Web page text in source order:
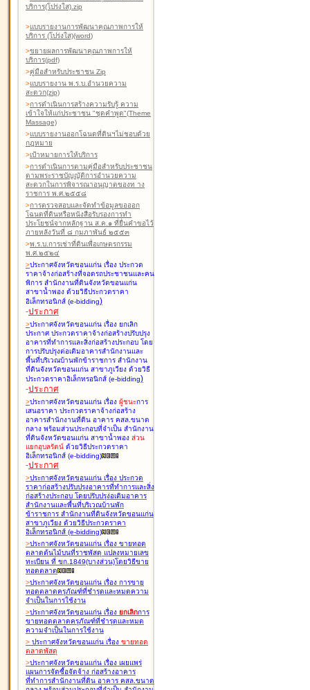
บริการ(โปร่งใส).zip
>แบบรายงานการพัฒนาคุณภาพการให้
บริการ (โปร่งใส)(word)
>ขยายผลการพัฒนาคุณภาพการให้
บริการ(pdf)
>คู่มือสำหรับประชาชน Zip
>แบบรายงาน พ.ร.บ.อำนวยความ
สะดวก(zip)
>การดำเนินการสร้างความรับรู้ ความ
เข้าใจให้แก่ประชาชน "ชุดคำพูด"(Theme
Massage)
>แบบรายงานออกโฉนดที่ดินฯไม่ชอบด้วย
กฎหมาย
>เป้าหมายการให้บริการ
>การดำเนินการตามคู่มือสำหรับประชาชน
ตามพระราชบัญญัติการอำนวยความ
สะดวกในการพิจารณาอนุญาตของท าง
ราชการ พ.ศ.๒๕๕๘
>การตรวจสอบและจัดทำข้อมูลขอออก
โฉนดที่ดินหรือหนังสือรับรองการทำ
ประโยชน์จากหลักฐาน ส.ค.๑ ที่ยื่นคำขอไว้
ภายหลังวันที่ ๘ กุมภาพันธ์ ๒๕๕๓
>พ.ร.บ.การเช่าที่ดินเพื่อเกษตรกรรม
พ.ศ.๒๕๒๔
>ประกาศจังหวัดขอนแก่น เรื่อง ประกวด
ราคาจ้างก่อสร้างที่จอดรถประชาชนและคน
พิการ สำนักงานที่ดินจังหวัดขอนแก่น
สาขาน้ำพอง ด้วยวิธีประกวดราคา
อิเล็กทรอนิกส์ (e-bidding)
-ประกาศ
>ประกาศจังหวัดขอนแก่น เรื่อง ยกเลิก
ประกาศ ประกวดราคาจ้างก่อสร้างปรับปรุง
อาคารที่ทำการและสิ่งก่อสร้างประกอบ โดย
การปรับปรุงต่อเติมอาคารสำนักงานและ
พื้นที่บริเวณบ้านพักข้าราชการ สำนักงาน
ที่ดินจังหวัดขอนแก่น สาขาภูเวียง ด้วยวิธี
ประกวดราคาอิเล็กทรอนิกส์ (e-bidding)
-ประกาศ
>ประกาศจังหวัดขอนแก่น เรื่อง ผู้ชนะการ
เสนอราคา ประกวดราคาจ้างก่อสร้าง
อาคารสำนักงานที่ดิน อาคาร คสล.ขนาด
กลาง พร้อมส่วนประกอบที่จำเป็น สำนักงาน
ที่ดินจังหวัดขอนแก่น สาขาน้ำพอง ส่วน
แยกอุบลรัตน์ ด้วยวิธีประกวดราคา
อิเล็กทรอนิกส์ (e-bidding)
-ประกาศ
>ประกาศจังหวัดขอนแก่น เรื่อง ประกวด
ราคาก่อสร้างปรับปรุงอาคารที่ทำการและสิ่ง
ก่อสร้างประกอบ โดยปรับปรุง่อเติมอาคาร
สำนักงานและพื้นที่บริเวณบ้านพัก
ข้าราชการ สำนักงานที่ดินจังหวัดขอนแก่น
สาขาภูเวียง ด้วยวิธีประกวดราคา
อิเล็กทรอนิกส์ (e-bidding)
>ประกาศจังหวัดขอนแก่น เรื่อง ขายทอด
ตลาดต้นไม้บนที่ราชพัสดุ แปลงหมายเลข
ทะเบียน ที่ ขก.1849(บางส่วน)โดยวิธีขาย
ทอดตลาด
>ประกาศจังหวัดขอนแก่น เรื่อง การขาย
ทอดตลาดครุภัณฑ์ที่ชำรุดและหมดความ
จำเป็นในการใช้งาน
>ประกาศจังหวัดขอนแก่น เรื่อง ยกเลิกการ
ขายทอดตลาดครุภัณฑ์ที่ชำรุดและหมด
ความจำเป็นในการใช้งาน
> ประกาศจังหวัดขอนแก่น เรื่อง ขายทอด
ตลาดพัสดุ
>ประกาศจังหวัดขอนแก่น เรื่อง เผยแพร่
แผนการจัดซื้อจัดจ้าง ก่อสร้างอาคาร
ที่ทำการสำนักงานที่ดิน อาคาร คสล.ขนาด